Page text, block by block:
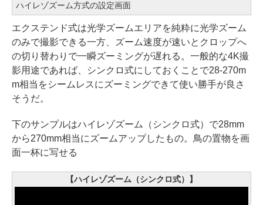
ハイレゾズーム方式の設定画面
エクステンド式は光学ズームエリアを純粋に光学ズーム
のみで撮影できる一方、ズーム速度が速いとクロップへ
の切り替わりで一瞬ズーミングが遅れる。一般的な4K撮
影用途であれば、シンクロ式にしておくことで28-270m
m相当をシームレスにズーミングできて使い勝手が良さ
そうだ。
下のサンプルはハイレゾズーム（シンクロ式）で28mm
から270mm相当にズームアップしたもの。鳥の置物を画
面一杯に写せる
【ハイレゾズーム（シンクロ式）】